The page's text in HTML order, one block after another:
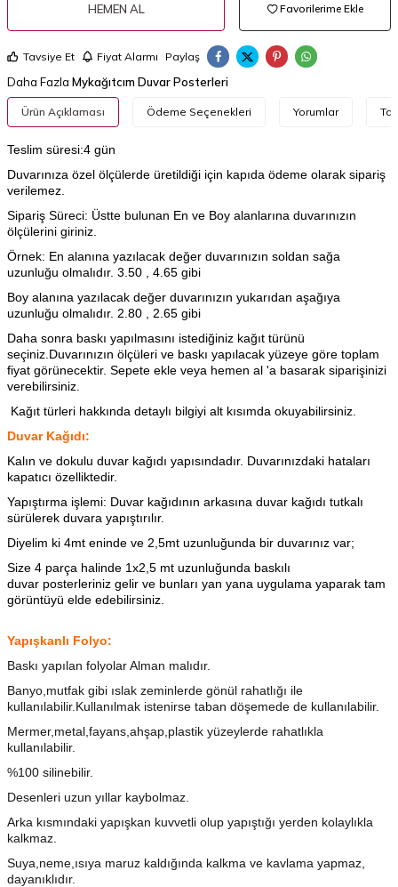
HEMEN AL Favorilerime Ekle
Tavsiye Et Fiyat Alarmı Paylaş
Daha Fazla Mykağıtcım Duvar Posterleri
Ürün Açıklaması Ödeme Seçenekleri Yorumlar
Teslim süresi:4 gün
Duvarınıza özel ölçülerde üretildiği için kapıda ödeme olarak sipariş
verilemez.
Sipariş Süreci: Üstte bulunan En ve Boy alanlarına duvarınızın
ölçülerini giriniz.
Örnek: En alanına yazılacak değer duvarınızın soldan sağa
uzunluğu olmalıdır. 3.50 , 4.65 gibi
Boy alanına yazılacak değer duvarınızın yukarıdan aşağıya
uzunluğu olmalıdır. 2.80 , 2.65 gibi
Daha sonra baskı yapılmasını istediğiniz kağıt türünü
seçiniz.Duvarınızın ölçüleri ve baskı yapılacak yüzeye göre toplam
fiyat görünecektir. Sepete ekle veya hemen al 'a basarak siparişinizi
verebilirsiniz.
Kağıt türleri hakkında detaylı bilgiyi alt kısımda okuyabilirsiniz.
Duvar Kağıdı:
Kalın ve dokulu duvar kağıdı yapısındadır. Duvarınızdaki hataları
kapatıcı özelliktedir.
Yapıştırma işlemi: Duvar kağıdının arkasına duvar kağıdı tutkalı
sürülerek duvara yapıştırılır.
Diyelim ki 4mt eninde ve 2,5mt uzunluğunda bir duvarınız var;
Size 4 parça halinde 1x2,5 mt uzunluğunda baskılı
duvar posterleriniz gelir ve bunları yan yana uygulama yaparak tam
görüntüyü elde edebilirsiniz.
Yapışkanlı Folyo:
Baskı yapılan folyolar Alman malıdır.
Banyo,mutfak gibi ıslak zeminlerde gönül rahatlığı ile
kullanılabilir.Kullanılmak istenirse taban döşemede de kullanılabilir.
Mermer,metal,fayans,ahşap,plastik yüzeylerde rahatlıkla
kullanılabilir.
%100 silinebilir.
Desenleri uzun yıllar kaybolmaz.
Arka kısmındaki yapışkan kuvvetli olup yapıştığı yerden kolaylıkla
kalkmaz.
Suya,neme,ısıya maruz kaldığında kalkma ve kavlama yapmaz,
dayanıklıdır.